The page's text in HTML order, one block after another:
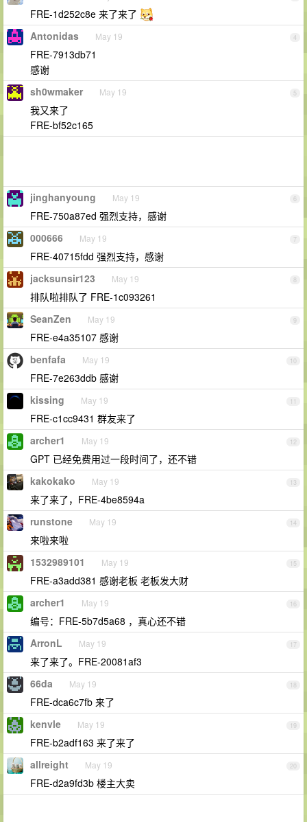
FRE-1d252c8e 来了来了
4
Antonidas May 19
FRE-7913db71
感谢
5
sh0wmaker May 19
我又来了
FRE-bf52c165
6
jinghanyoung May 19
FRE-750a87ed 强烈支持，感谢
7
000666 May 19
FRE-40715fdd 强烈支持，感谢
8
jacksunsir123 May 19
排队啦排队了 FRE-1c093261
9
SeanZen May 19
FRE-e4a35107 感谢
10
benfafa May 19
FRE-7e263ddb 感谢
11
kissing May 19
FRE-c1cc9431 群友来了
12
archer1 May 19
GPT 已经免费用过一段时间了，还不错
13
kakokako May 19
来了来了，FRE-4be8594a
14
runstone May 19
来啦来啦
15
1532989101 May 19
FRE-a3add381 感谢老板 老板发大财
16
archer1 May 19
编号：FRE-5b7d5a68 ，真心还不错
17
ArronL May 19
来了来了。FRE-20081af3
18
66da May 19
FRE-dca6c7fb 来了
19
kenvle May 19
FRE-b2adf163 来了来了
20
allreight May 19
FRE-d2a9fd3b 楼主大卖